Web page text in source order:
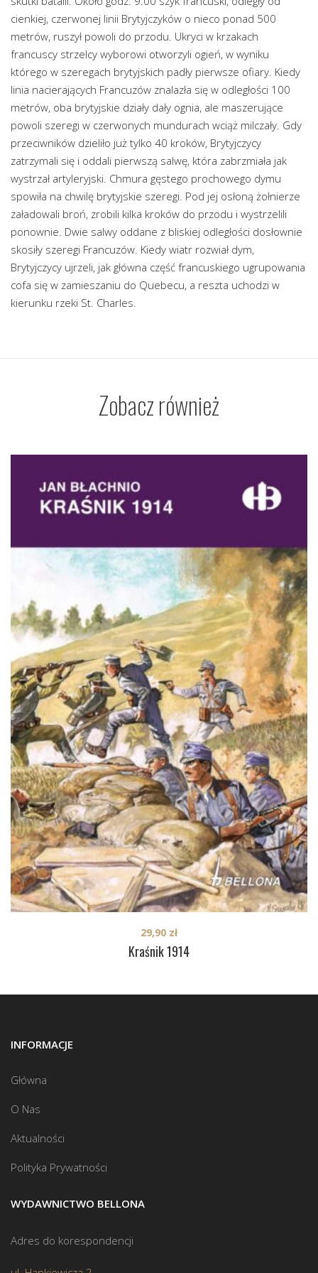
cienkiej, czerwonej linii Brytyjczyków o nieco ponad 500
metrów, ruszył powoli do przodu. Ukryci w krzakach
francuscy strzelcy wyborowi otworzyli ogień, w wyniku
którego w szeregach brytyjskich padły pierwsze ofiary. Kiedy
linia nacierających Francuzów znalazła się w odległości 100
metrów, oba brytyjskie działy dały ognia, ale maszerujące
powoli szeregi w czerwonych mundurach wciąż milczały. Gdy
przeciwników dzieliło już tylko 40 kroków, Brytyjczycy
zatrzymali się i oddali pierwszą salwę, która zabrzmiała jak
wystrzał artyleryjski. Chmura gęstego prochowego dymu
spowiła na chwilę brytyjskie szeregi. Pod jej osłoną żołnierze
załadowali broń, zrobili kilka kroków do przodu i wystrzelili
ponownie. Dwie salwy oddane z bliskiej odległości dosłownie
skosiły szeregi Francuzów. Kiedy wiatr rozwiał dym,
Brytyjczycy ujrzeli, jak główna część francuskiego ugrupowania
cofa się w zamieszaniu do Quebecu, a reszta uchodzi w
kierunku rzeki St. Charles.
Zobacz również
Kraśnik 1914
29,90 zł
INFORMACJE
Główna
O Nas
Aktualności
Polityka Prywatności
WYDAWNICTWO BELLONA
Adres do korespondencji